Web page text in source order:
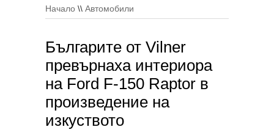
Начало \\ Автомобили
Българите от Vilner
превърнаха интериора
на Ford F-150 Raptor в
произведение на
изкуството